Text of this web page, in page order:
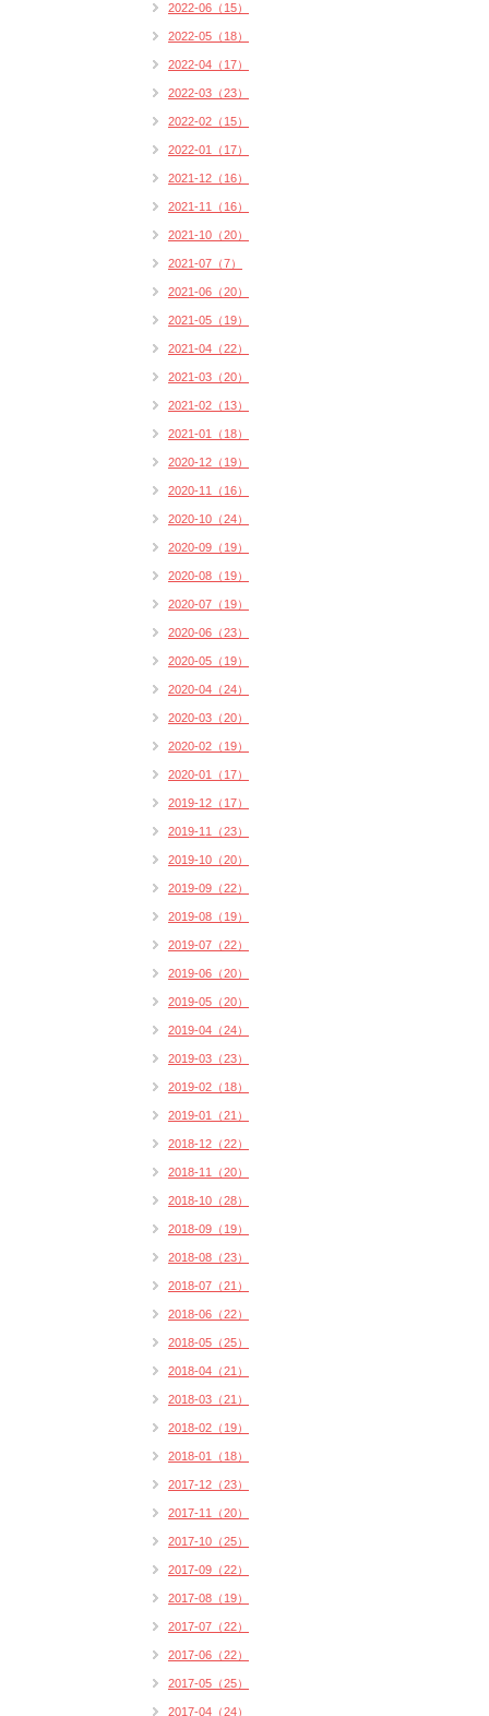
2022-06（15）
2022-05（18）
2022-04（17）
2022-03（23）
2022-02（15）
2022-01（17）
2021-12（16）
2021-11（16）
2021-10（20）
2021-07（7）
2021-06（20）
2021-05（19）
2021-04（22）
2021-03（20）
2021-02（13）
2021-01（18）
2020-12（19）
2020-11（16）
2020-10（24）
2020-09（19）
2020-08（19）
2020-07（19）
2020-06（23）
2020-05（19）
2020-04（24）
2020-03（20）
2020-02（19）
2020-01（17）
2019-12（17）
2019-11（23）
2019-10（20）
2019-09（22）
2019-08（19）
2019-07（22）
2019-06（20）
2019-05（20）
2019-04（24）
2019-03（23）
2019-02（18）
2019-01（21）
2018-12（22）
2018-11（20）
2018-10（28）
2018-09（19）
2018-08（23）
2018-07（21）
2018-06（22）
2018-05（25）
2018-04（21）
2018-03（21）
2018-02（19）
2018-01（18）
2017-12（23）
2017-11（20）
2017-10（25）
2017-09（22）
2017-08（19）
2017-07（22）
2017-06（22）
2017-05（25）
2017-04（24）